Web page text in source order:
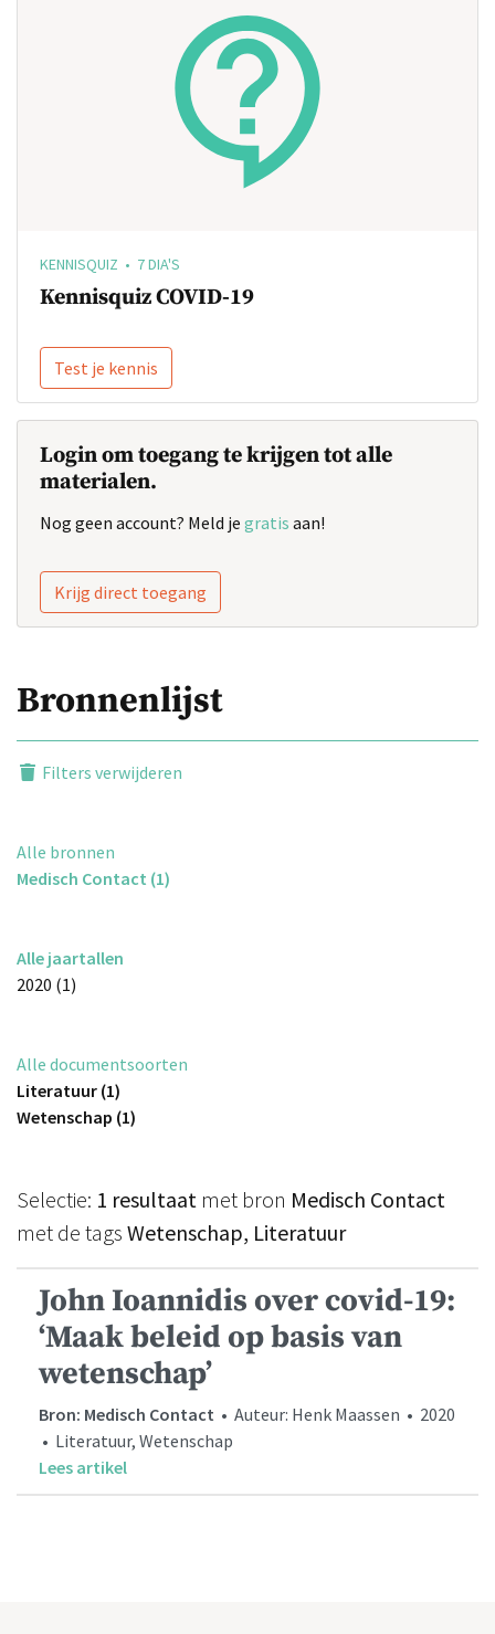
KENNISQUIZ • 7 DIA'S
Kennisquiz COVID-19
Test je kennis
Login om toegang te krijgen tot alle
materialen.
Nog geen account? Meld je gratis aan!
Krijg direct toegang
Bronnenlijst
Filters verwijderen
Alle bronnen
Medisch Contact (1)
Alle jaartallen
2020 (1)
Alle documentsoorten
Literatuur (1)
Wetenschap (1)
Selectie: 1 resultaat met bron Medisch Contact
met de tags Wetenschap, Literatuur
John Ioannidis over covid-19:
‘Maak beleid op basis van
wetenschap’
Bron: Medisch Contact • Auteur: Henk Maassen • 2020
• Literatuur, Wetenschap
Lees artikel